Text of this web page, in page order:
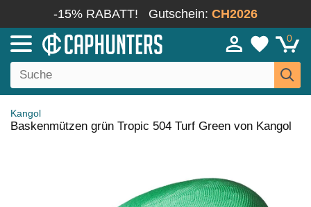
-15% RABATT! Gutschein: CH2026
0
Kangol
Baskenmützen grün Tropic 504 Turf Green von Kangol